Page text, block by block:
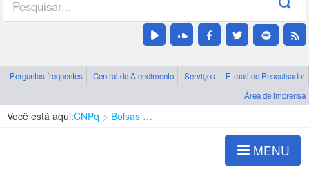
Perguntas frequentes Central de Atendimento Serviços
E-mail do Pesquisador
Área de imprensa
Você está aqui:CNPq Bolsas e Auxílios Vigentes
MENU